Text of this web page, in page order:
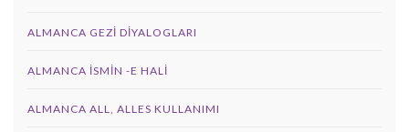
ALMANCA GEZI DIYALOGLARI
ALMANCA İSMIN -E HALI
ALMANCA ALL, ALLES KULLANIMI